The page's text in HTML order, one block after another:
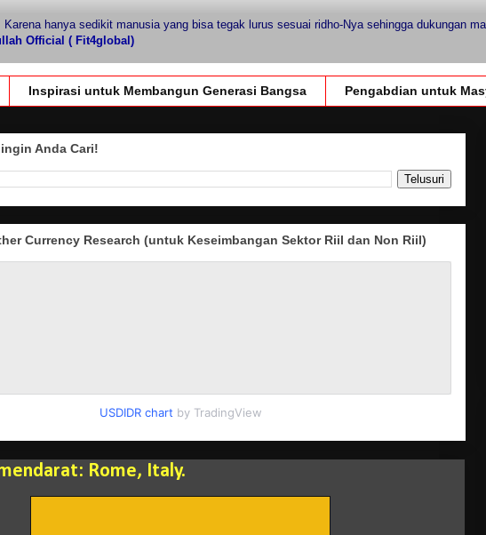
hanya sedikit manusia yang bisa tegak lurus sesuai ridho-Nya sehingga dukungan
Official ( Fit4global)
Inspirasi untuk Membangun Generasi Bangsa Pengabdian untuk
Anda Cari!
Currency Research (untuk Keseimbangan Sektor Riil dan Non Riil)
USDIDR chart by TradingView
Rome, Italy.